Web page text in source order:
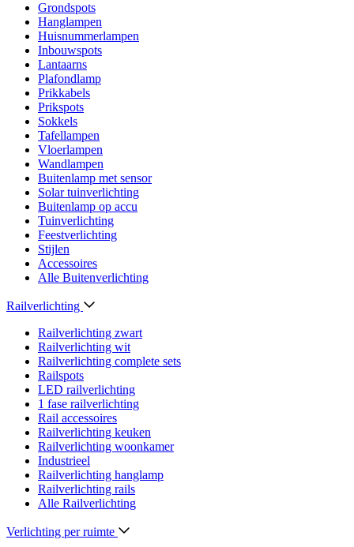
Grondspots
Hanglampen
Huisnummerlampen
Inbouwspots
Lantaarns
Plafondlamp
Prikkabels
Prikspots
Sokkels
Tafellampen
Vloerlampen
Wandlampen
Buitenlamp met sensor
Solar tuinverlichting
Buitenlamp op accu
Tuinverlichting
Feestverlichting
Stijlen
Accessoires
Alle Buitenverlichting
Railverlichting
Railverlichting zwart
Railverlichting wit
Railverlichting complete sets
Railspots
LED railverlichting
1 fase railverlichting
Rail accessoires
Railverlichting keuken
Railverlichting woonkamer
Industrieel
Railverlichting hanglamp
Railverlichting rails
Alle Railverlichting
Verlichting per ruimte